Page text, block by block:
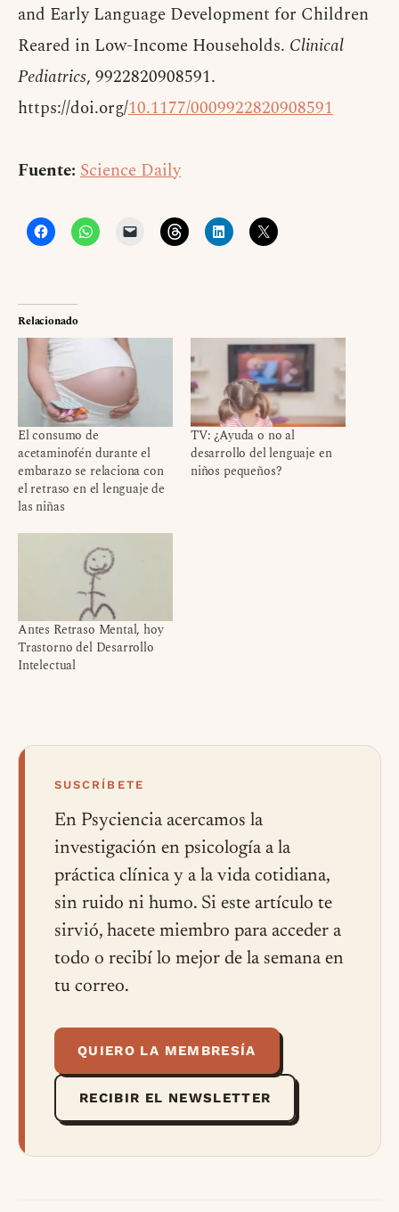
and Early Language Development for Children
Reared in Low-Income Households. Clinical
Pediatrics, 9922820908591.
https://doi.org/10.1177/0009922820908591
Fuente: Science Daily
Relacionado
El consumo de
acetaminofén durante el
embarazo se relaciona con
el retraso en el lenguaje de
las niñas
TV: ¿Ayuda o no al
desarrollo del lenguaje en
niños pequeños?
Antes Retraso Mental, hoy
Trastorno del Desarrollo
Intelectual
SUSCRÍBETE
En Psyciencia acercamos la
investigación en psicología a la
práctica clínica y a la vida cotidiana,
sin ruido ni humo. Si este artículo te
sirvió, hacete miembro para acceder a
todo o recibí lo mejor de la semana en
tu correo.
QUIERO LA MEMBRESÍA
RECIBIR EL NEWSLETTER